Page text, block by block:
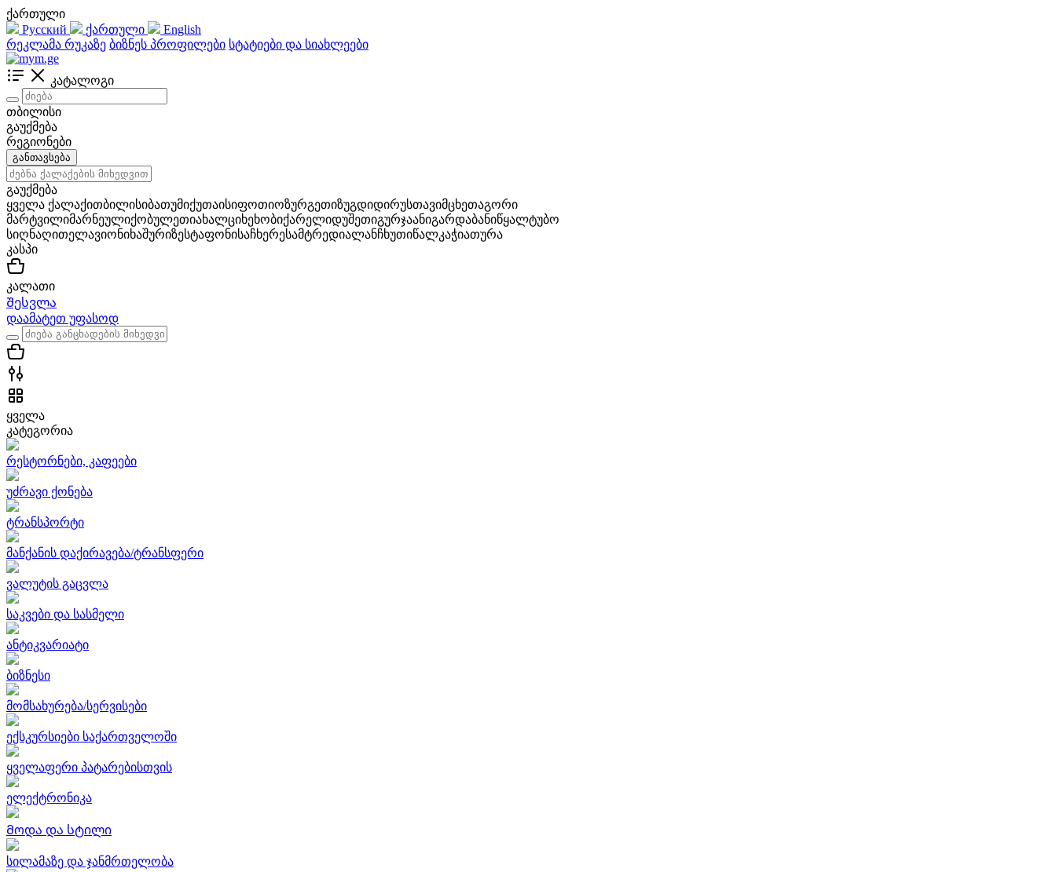
ქართული
Русский
ქართული
English
რეკლამა რუკაზე ბიზნეს პროფილები სტატიები და სიახლეები
კატალოგი
თბილისი
გაუქმება
რეგიონები
განთავსება
გაუქმება
ყველა ქალაქითბილისიბათუმიქუთაისიფოთიოზურგეთიზუგდიდირუსთავიმცხეთაგორი
მარტვილიმარნეულიქობულეთიახალციხეხობიქარელიდუშეთიგურჯაანიგარდაბანიწყალტუბო
სიღნაღითელავიონიხაშურიზესტაფონისაჩხერესამტრედიალანჩხუთიწალკაჭიათურა
კასპი
კალათი
Შესვლა
დაამატეთ უფასოდ
ყველა
კატეგორია
რესტორნები, კაფეები
უძრავი ქონება
ტრანსპორტი
მანქანის დაქირავება/ტრანსფერი
ვალუტის გაცვლა
საკვები და სასმელი
ანტიკვარიატი
ბიზნესი
მომსახურება/სერვისები
ექსკურსიები საქართველოში
ყველაფერი პატარებისთვის
ელექტრონიკა
Მოდა და სტილი
სილამაზე და ჯანმრთელობა